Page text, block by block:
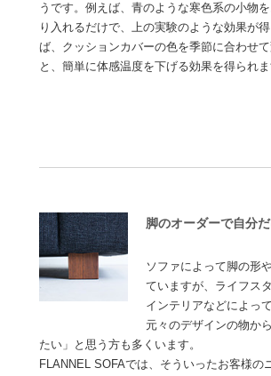
うです。例えば、青のような寒色系の小物
り入れるだけで、上の実験のような効果が
ば、クッションカバーの色を季節に合わせて
と、簡単に体感温度を下げる効果を得られ
脚のオーダーで自分
ソファによって脚の形
ていますが、ライフス
インテリアなどによっ
元々のデザインの物か
たい」と思う方も多くいます。
FLANNEL SOFAでは、そういったお客様の